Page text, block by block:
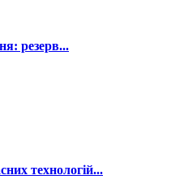
резерв...
технологій...